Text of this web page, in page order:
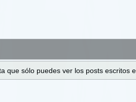
sólo puedes ver los posts escritos